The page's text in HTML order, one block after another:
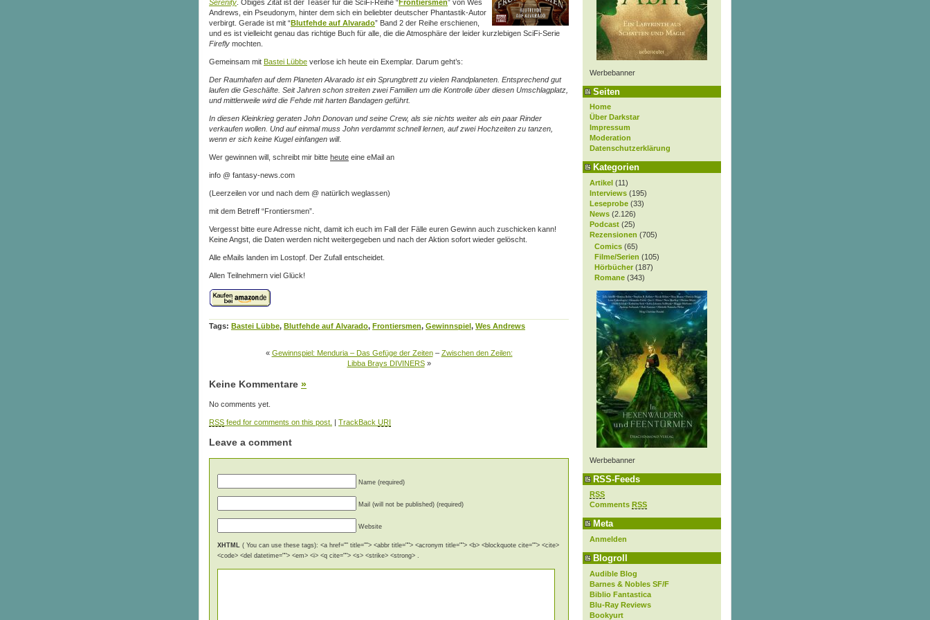
Werbebanner
Seiten
Home
Über Darkstar
Impressum
Moderation
Datenschutzerklärung
Kategorien
Artikel (11)
Interviews (195)
Leseprobe (33)
News (2.126)
Podcast (25)
Rezensionen (705)
Comics (65)
Filme/Serien (105)
Hörbücher (187)
Romane (343)
Werbebanner
RSS-Feeds
RSS
Comments RSS
Meta
Anmelden
Blogroll
Audible Blog
Barnes & Nobles SF/F
Biblio Fantastica
Blu-Ray Reviews
Bookyurt
Serenity . Obiges Zitat ist der Teaser für die SciFi-Reihe “Frontiersmen” von Wes
Andrews, ein Pseudonym, hinter dem sich ein beliebter deutscher Phantastik-Autor
verbirgt. Gerade ist mit “Blutfehde auf Alvarado” Band 2 der Reihe erschienen,
und es ist vielleicht genau das richtige Buch für alle, die die Atmosphäre der leider kurzlebigen SciFi-Serie
Firefly mochten.
Gemeinsam mit Bastei Lübbe verlose ich heute ein Exemplar. Darum geht’s:
Der Raumhafen auf dem Planeten Alvarado ist ein Sprungbrett zu vielen Randplaneten. Entsprechend gut
laufen die Geschäfte. Seit Jahren schon streiten zwei Familien um die Kontrolle über diesen Umschlagplatz,
und mittlerweile wird die Fehde mit harten Bandagen geführt.
In diesen Kleinkrieg geraten John Donovan und seine Crew, als sie nichts weiter als ein paar Rinder
verkaufen wollen. Und auf einmal muss John verdammt schnell lernen, auf zwei Hochzeiten zu tanzen,
wenn er sich keine Kugel einfangen will.
Wer gewinnen will, schreibt mir bitte heute eine eMail an
info @ fantasy-news.com
(Leerzeilen vor und nach dem @ natürlich weglassen)
mit dem Betreff “Frontiersmen”.
Vergesst bitte eure Adresse nicht, damit ich euch im Fall der Fälle euren Gewinn auch zuschicken kann!
Keine Angst, die Daten werden nicht weitergegeben und nach der Aktion sofort wieder gelöscht.
Alle eMails landen im Lostopf. Der Zufall entscheidet.
Allen Teilnehmern viel Glück!
Tags: Bastei Lübbe, Blutfehde auf Alvarado, Frontiersmen, Gewinnspiel , Wes Andrews
« Gewinnspiel: Menduria – Das Gefüge der Zeiten– Zwischen den Zeilen:
Libba Brays DIVINERS»
Keine Kommentare »
No comments yet.
RSS feed for comments on this post. | TrackBack URI
Leave a comment
Name (required)
Mail (will not be published) (required)
Website
XHTML
( You can use these tags): <a href="" title=""> <abbr title=""> <acronym title=""> <b> <blockquote cite=""> <cite>
<code> <del datetime=""> <em> <i> <q cite=""> <s> <strike> <strong> .